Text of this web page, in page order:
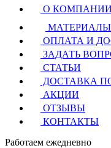
О КОМПАНИИ
МАТЕРИАЛЫ
ОПЛАТА И
ЗАДАТЬ
СТАТЬИ
ДОСТАВКА
АКЦИИ
ОТЗЫВЫ
КОНТАКТЫ
Работаем ежедневно